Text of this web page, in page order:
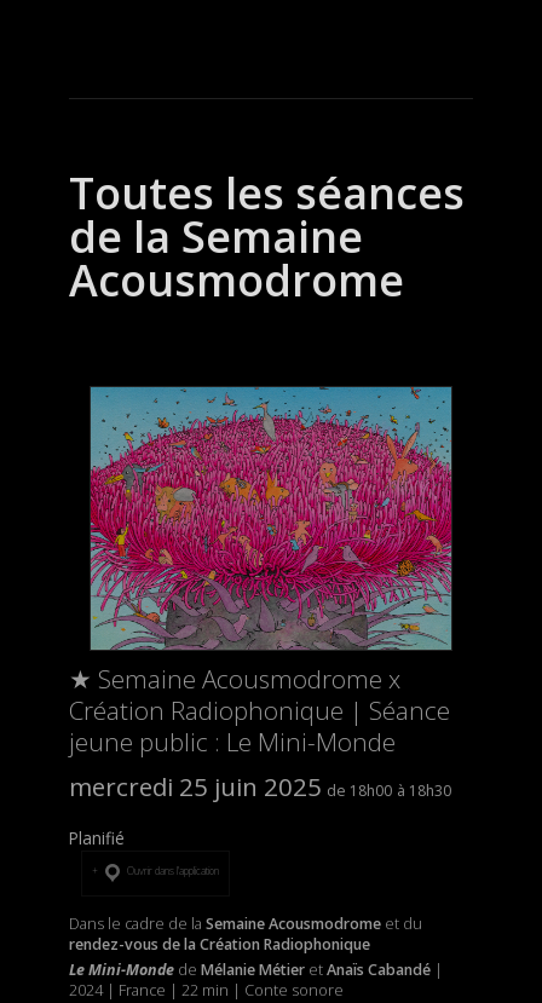
Toutes les séances
de la Semaine
Acousmodrome
★ Semaine Acousmodrome x
Création Radiophonique | Séance
jeune public : Le Mini-Monde
mercredi 25 juin 2025
18h00 18h30
Planifié
Ouvrir dans l’application
Dans le cadre de la Semaine Acousmodromeet du
rendez-vous de la Création Radiophonique
Le Mini-Mondede Mélanie MétieretAnaïs Cabandé|
2024 | France | 22 min | Conte sonore